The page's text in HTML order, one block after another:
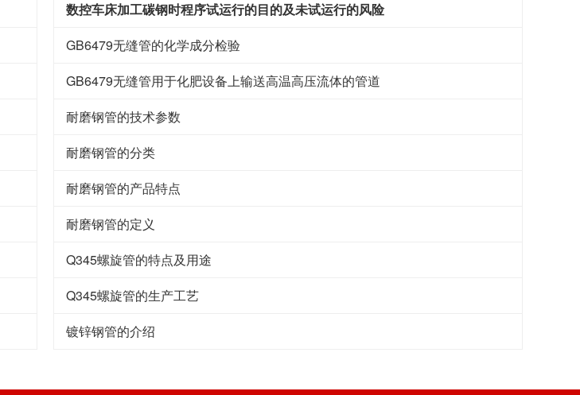
数控车床加工碳钢时程序试运行的目的及未试运行的风险
GB6479无缝管的化学成分检验
GB6479无缝管用于化肥设备上输送高温高压流体的管道
耐磨钢管的技术参数
耐磨钢管的分类
耐磨钢管的产品特点
耐磨钢管的定义
Q345螺旋管的特点及用途
Q345螺旋管的生产工艺
镀锌钢管的介绍